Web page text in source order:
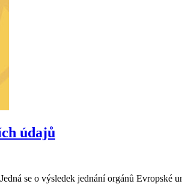
údajů
se o výsledek jednání orgánů